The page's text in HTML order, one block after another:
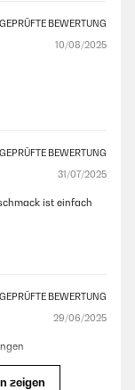
GEPRÜFTE BEWERTUNG
10/08/2025
GEPRÜFTE BEWERTUNG
31/07/2025
ist einfach
GEPRÜFTE BEWERTUNG
29/06/2025
zeigen